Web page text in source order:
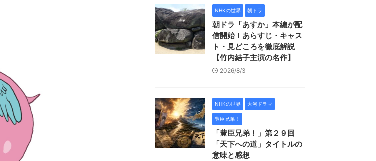
NHKの世界 朝ドラ
朝ドラ「あすか」本編が配
信開始！あらすじ・キャス
ト・見どころを徹底解説
【竹内結子主演の名作】
2026/8/3
NHKの世界 大河ドラマ
豊臣兄弟！
「豊臣兄弟！」第２９回
「天下への道」タイトルの
意味と感想